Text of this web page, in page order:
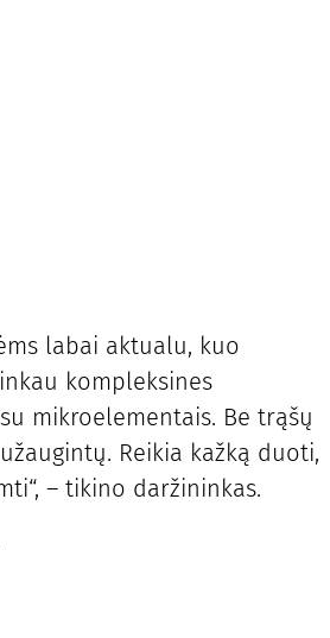
labai aktualu, kuo
kompleksines
mikroelementais. Be trąšų
Reikia kažką duoti,
– tikino daržininkas.